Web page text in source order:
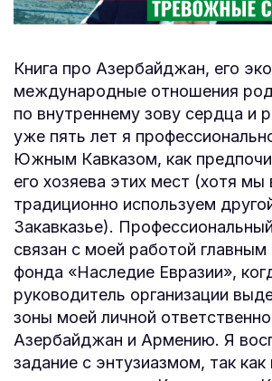
Книга про Азербайджан, его
международные отношения
по внутреннему зову сердца и
уже пять лет я
Южным Кавказом, как
его хозяева этих мест (хотя мы
традиционно используем
Закавказье).
связан с моей работой
фонда «Наследие Евразии»,
руководитель организации
зоны моей личной
Азербайджан и Армению. Я
задание с энтузиазмом, так как